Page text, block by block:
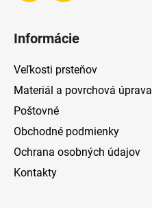
Informácie
Veľkosti prsteňov
Materiál a povrchová úprava
Poštovné
Obchodné podmienky
Ochrana osobných údajov
Kontakty